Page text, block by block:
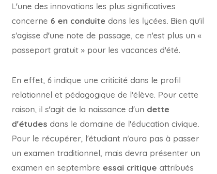
L'une des innovations les plus significatives
concerne 6 en conduite dans les lycées. Bien qu'il
s'agisse d'une note de passage, ce n'est plus un «
passeport gratuit » pour les vacances d'été.
En effet, 6 indique une criticité dans le profil
relationnel et pédagogique de l'élève. Pour cette
raison, il s'agit de la naissance d'un dette
d'études dans le domaine de l'éducation civique.
Pour le récupérer, l'étudiant n'aura pas à passer
un examen traditionnel, mais devra présenter un
examen en septembre essai critique attribués